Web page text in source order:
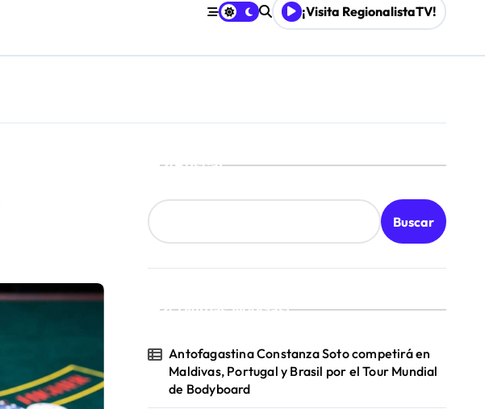
¡Visita RegionalistaTV!
Buscar
Buscar
¡Ultimas Noticias!
Antofagastina Constanza Soto competirá en
Maldivas, Portugal y Brasil por el Tour Mundial
de Bodyboard